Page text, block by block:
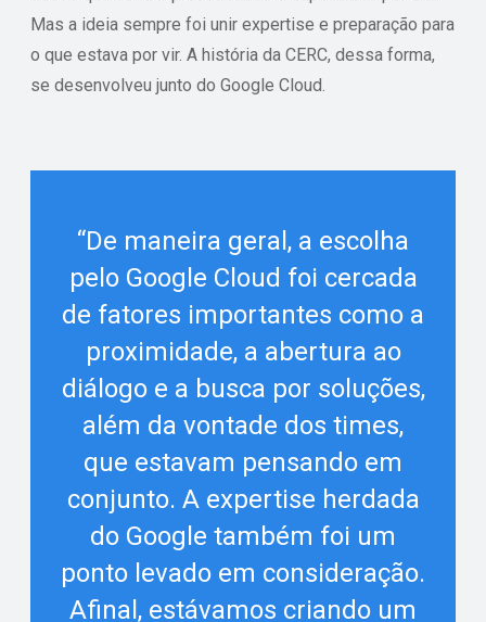
Mas a ideia sempre foi unir expertise e preparação para
o que estava por vir. A história da CERC, dessa forma,
se desenvolveu junto do Google Cloud.
“De maneira geral, a escolha
pelo Google Cloud foi cercada
de fatores importantes como a
proximidade, a abertura ao
diálogo e a busca por soluções,
além da vontade dos times,
que estavam pensando em
conjunto. A expertise herdada
do Google também foi um
ponto levado em consideração.
Afinal, estávamos criando um